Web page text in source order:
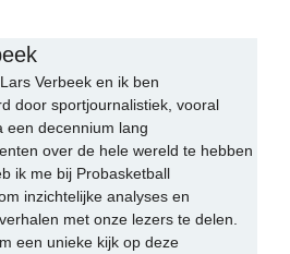
Verbeek en ik ben
door sportjournalistiek, vooral
een decennium lang
over de hele wereld te hebben
ik me bij Probasketball
inzichtelijke analyses en
met onze lezers te delen.
een unieke kijk op deze